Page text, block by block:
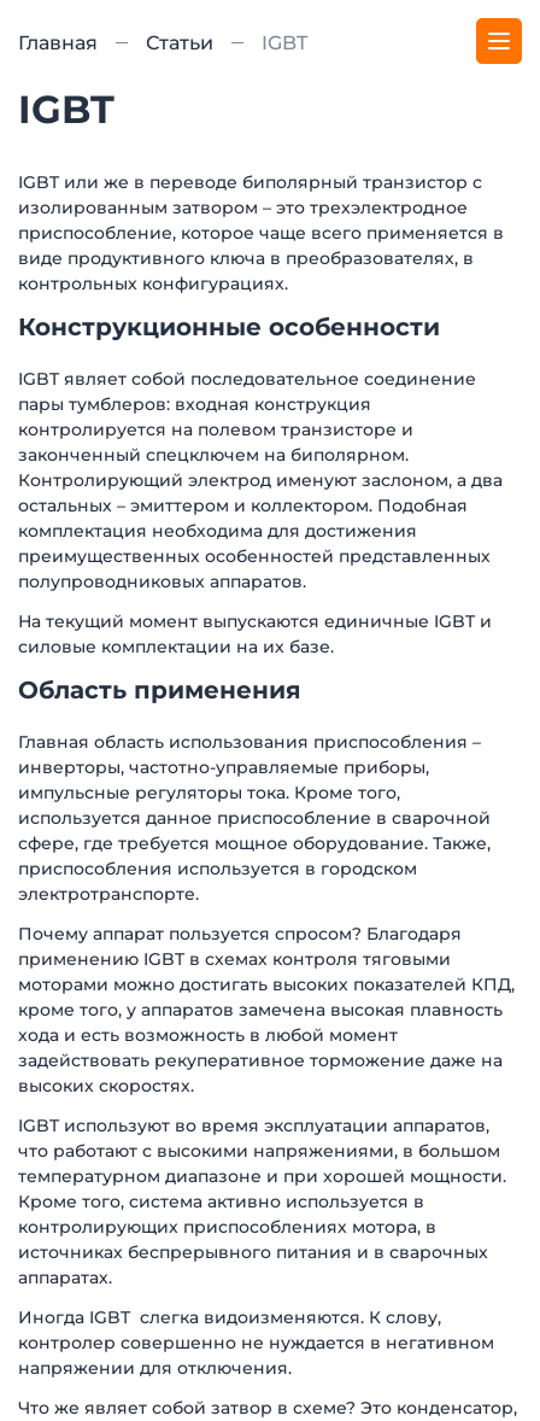
Главная Статьи IGBT
IGBT
IGBT или же в переводе биполярный транзистор с
изолированным затвором – это трехэлектродное
приспособление, которое чаще всего применяется в
виде продуктивного ключа в преобразователях, в
контрольных конфигурациях.
Конструкционные особенности
IGBT являет собой последовательное соединение
пары тумблеров: входная конструкция
контролируется на полевом транзисторе и
законченный спецключем на биполярном.
Контролирующий электрод именуют заслоном, а два
остальных – эмиттером и коллектором. Подобная
комплектация необходима для достижения
преимущественных особенностей представленных
полупроводниковых аппаратов.
На текущий момент выпускаются единичные IGBT и
силовые комплектации на их базе.
Область применения
Главная область использования приспособления –
инверторы, частотно-управляемые приборы,
импульсные регуляторы тока. Кроме того,
используется данное приспособление в сварочной
сфере, где требуется мощное оборудование. Также,
приспособления используется в городском
электротранспорте.
Почему аппарат пользуется спросом? Благодаря
применению IGBT в схемах контроля тяговыми
моторами можно достигать высоких показателей КПД,
кроме того, у аппаратов замечена высокая плавность
хода и есть возможность в любой момент
задействовать рекуперативное торможение даже на
высоких скоростях.
IGBT используют во время эксплуатации аппаратов,
что работают с высокими напряжениями, в большом
температурном диапазоне и при хорошей мощности.
Кроме того, система активно используется в
контролирующих приспособлениях мотора, в
источниках беспрерывного питания и в сварочных
аппаратах.
Иногда IGBT слегка видоизменяются. К слову,
контролер совершенно не нуждается в негативном
напряжении для отключения.
Что же являет собой затвор в схеме? Это конденсатор,